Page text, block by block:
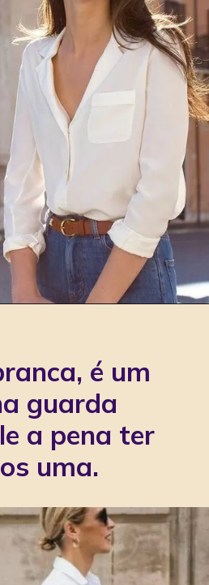
é um
guarda
a pena ter
uma.